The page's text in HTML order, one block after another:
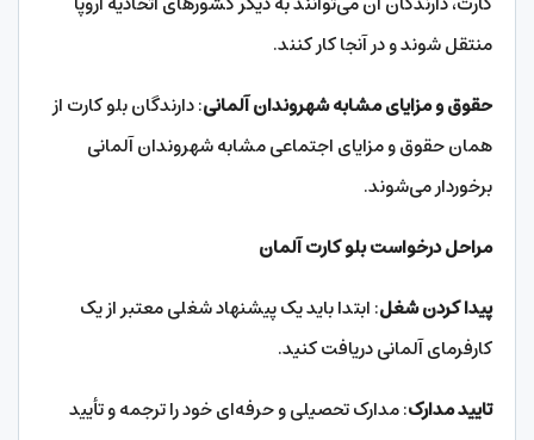
منتقل شوند و در آنجا کار کنند.
حقوق و مزایای مشابه شهروندان آلمانی: دارندگان بلو کارت از
همان حقوق و مزایای اجتماعی مشابه شهروندان آلمانی
برخوردار می‌شوند.
مراحل درخواست بلو کارت آلمان
پیدا کردن شغل: ابتدا باید یک پیشنهاد شغلی معتبر از یک
کارفرمای آلمانی دریافت کنید.
تایید مدارک: مدارک تحصیلی و حرفه‌ای خود را ترجمه و تأیید